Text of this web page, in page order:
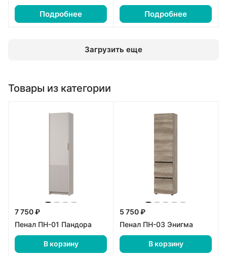
Подробнее Подробнее
Загрузить еще
Товары из категории
7 750 ₽
Пенал ПН-01 Пандора
В корзину
5 750 ₽
Пенал ПН-03 Энигма
В корзину